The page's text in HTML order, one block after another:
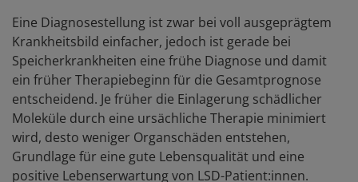
Eine Diagnosestellung ist zwar bei voll ausgeprägtem
Krankheitsbild einfacher, jedoch ist gerade bei
Speicherkrankheiten eine frühe Diagnose und damit
ein früher Therapiebeginn für die Gesamtprognose
entscheidend. Je früher die Einlagerung schädlicher
Moleküle durch eine ursächliche Therapie minimiert
wird, desto weniger Organschäden entstehen,
Grundlage für eine gute Lebensqualität und eine
positive Lebenserwartung von LSD-Patient:innen.